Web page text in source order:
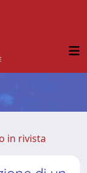
in rivista